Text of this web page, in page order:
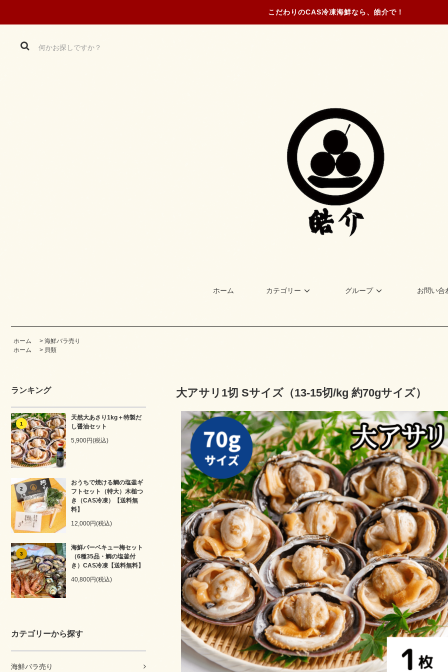
こだわりのCAS冷凍海鮮なら、皓介で！
ホーム カテゴリー グループ お問い合
ホーム > 海鮮バラ売り
ホーム
> 貝類
ランキング
1
天然大あさり1kg＋特製だ
し醤油セット
5,900円(税込)
2
おうちで焼ける鯛の塩釜ギ
フトセット（特大）木槌つ
き（CAS冷凍）【送料無
料】
12,000円(税込)
3
海鮮バーベキュー梅セット
（6種35品・鯛の塩釜付
き）CAS冷凍【送料無料】
40,800円(税込)
カテゴリーから探す
海鮮バラ売り
大アサリ1切 Sサイズ（13-15切/kg 約70gサイズ）